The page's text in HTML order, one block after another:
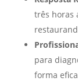
três horas
para
forma